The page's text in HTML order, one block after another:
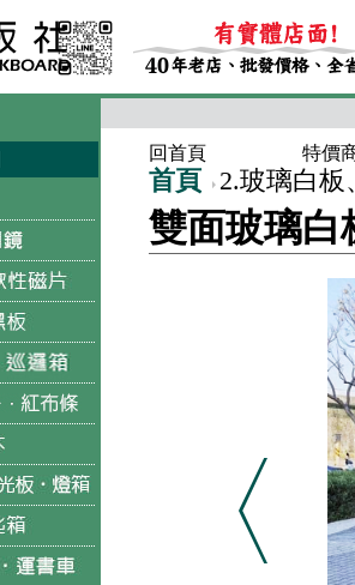
回首頁 特價
首頁 2.玻璃白板
雙面玻璃白